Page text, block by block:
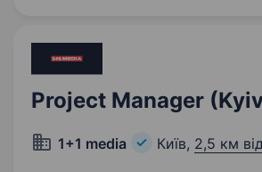
Project Manager
1+1 media Київ, 2,5 км